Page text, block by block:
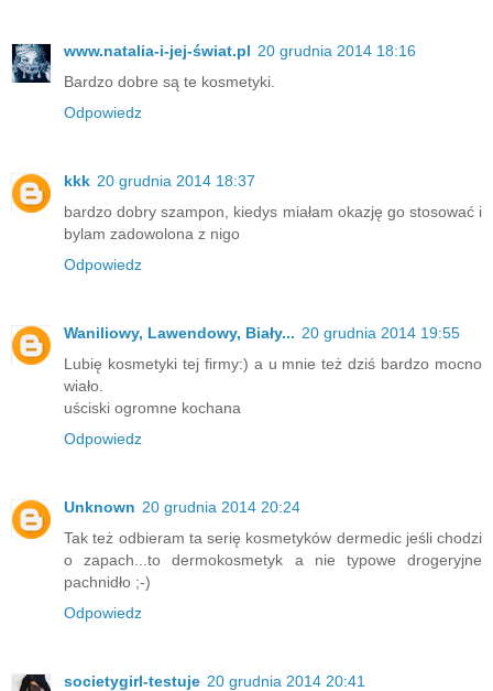
www.natalia-i-jej-świat.pl 20 grudnia 2014 18:16
Bardzo dobre są te kosmetyki.
Odpowiedz
kkk 20 grudnia 2014 18:37
bardzo dobry szampon, kiedys miałam okazję go stosować i
bylam zadowolona z nigo
Odpowiedz
Waniliowy, Lawendowy, Biały... 20 grudnia 2014 19:55
Lubię kosmetyki tej firmy:) a u mnie też dziś bardzo mocno
wiało.
uściski ogromne kochana
Odpowiedz
Unknown 20 grudnia 2014 20:24
Tak też odbieram ta serię kosmetyków dermedic jeśli chodzi
o zapach...to dermokosmetyk a nie typowe drogeryjne
pachnidło ;-)
Odpowiedz
societygirl-testuje 20 grudnia 2014 20:41